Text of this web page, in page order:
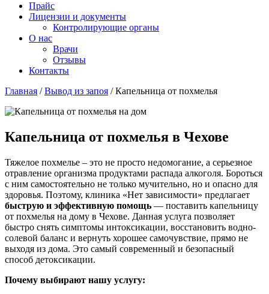
Прайс
Лицензии и документы
Контролирующие органы
О нас
Врачи
Отзывы
Контакты
Главная /Вывод из запоя /Капельница от похмелья
Капельница от похмелья в Чехове
Тяжелое похмелье – это не просто недомогание, а серьезное
отравление организма продуктами распада алкоголя. Бороться
с ним самостоятельно не только мучительно, но и опасно для
здоровья. Поэтому, клиника «Нет зависимости» предлагает
быструю и эффективную помощь — поставить капельницу
от похмелья на дому в Чехове. Данная услуга позволяет
быстро снять симптомы интоксикации, восстановить водно-
солевой баланс и вернуть хорошее самочувствие, прямо не
выходя из дома. Это самый современный и безопасный
способ детоксикации.
Почему выбирают нашу услугу: